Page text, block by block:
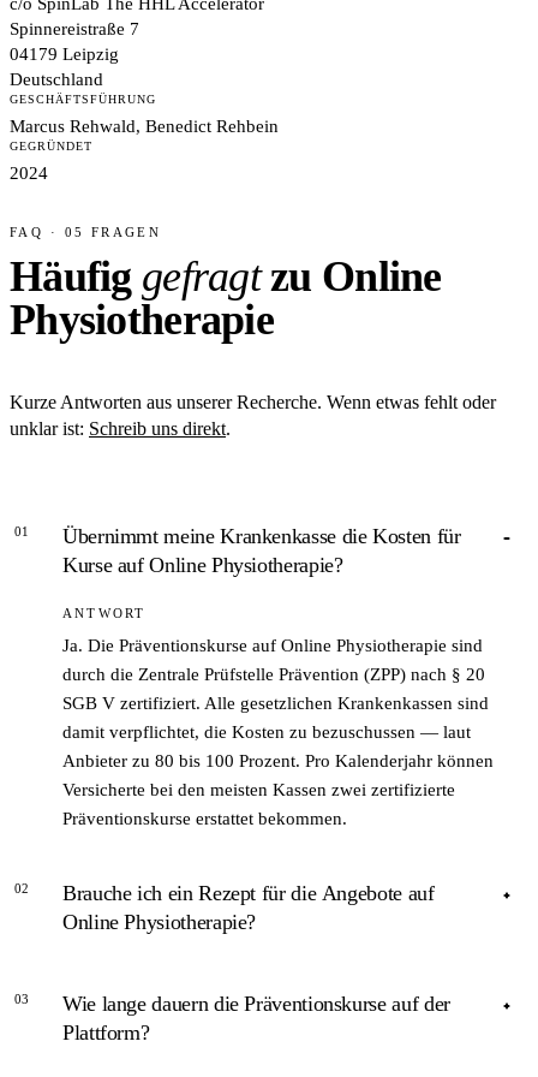
Spinnereistraße 7
04179 Leipzig
Deutschland
GESCHÄFTSFÜHRUNG
Marcus Rehwald, Benedict Rehbein
GEGRÜNDET
2024
FAQ · 05 FRAGEN
Häufig gefragtzu Online
Physiotherapie
Kurze Antworten aus unserer Recherche. Wenn etwas fehlt oder
unklar ist: Schreib uns direkt.
01
Übernimmt meine Krankenkasse die Kosten für
Kurse auf Online Physiotherapie?
ANTWORT
Ja. Die Präventionskurse auf Online Physiotherapie sind
durch die Zentrale Prüfstelle Prävention (ZPP) nach § 20
SGB V zertifiziert. Alle gesetzlichen Krankenkassen sind
damit verpflichtet, die Kosten zu bezuschussen — laut
Anbieter zu 80 bis 100 Prozent. Pro Kalenderjahr können
Versicherte bei den meisten Kassen zwei zertifizierte
Präventionskurse erstattet bekommen.
02
Brauche ich ein Rezept für die Angebote auf
Online Physiotherapie?
Nein. Weder für die Präventionskurse noch für das
freizugängliche Übungsarchiv ist ein ärztliches Rezept
03
Wie lange dauern die Präventionskurse auf der
Plattform?